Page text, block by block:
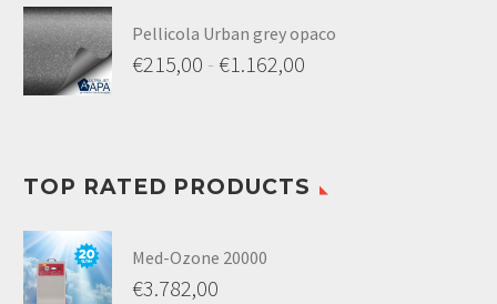
Pellicola Urban grey opaco
€215,00 - €1.162,00
TOP RATED PRODUCTS
Med-Ozone 20000
€3.782,00